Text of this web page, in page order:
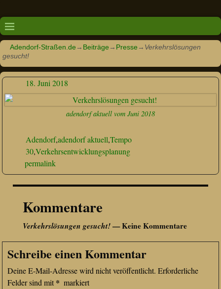
Adendorf-Straßen.de→ Beiträge→ Presse→ Verkehrslösungen
gesucht!
18. Juni 2018
adendorf aktuell vom Juni 2018
Adendorf,adendorf aktuell,Tempo
30,Verkehrsentwicklungsplanung
permalink
Kommentare
Verkehrslösungen gesucht!— Keine Kommentare
Schreibe einen Kommentar
Deine E-Mail-Adresse wird nicht veröffentlicht. Erforderliche
Felder sind mit * markiert